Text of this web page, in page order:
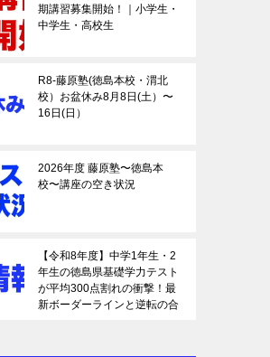
期講習募集開始！｜小学生・
中学生・高校生
R8-藤原塾(徳島本校・渭北
校）お盆休み8月8日(土）〜
16日(日）
2026年度 藤原塾〜徳島本
校〜講座の空き状況
【令和8年度】中学1年生・2
年生の徳島県基礎学力テスト
が平均300点割れの衝撃！最
新ボーダーラインと逆転の合